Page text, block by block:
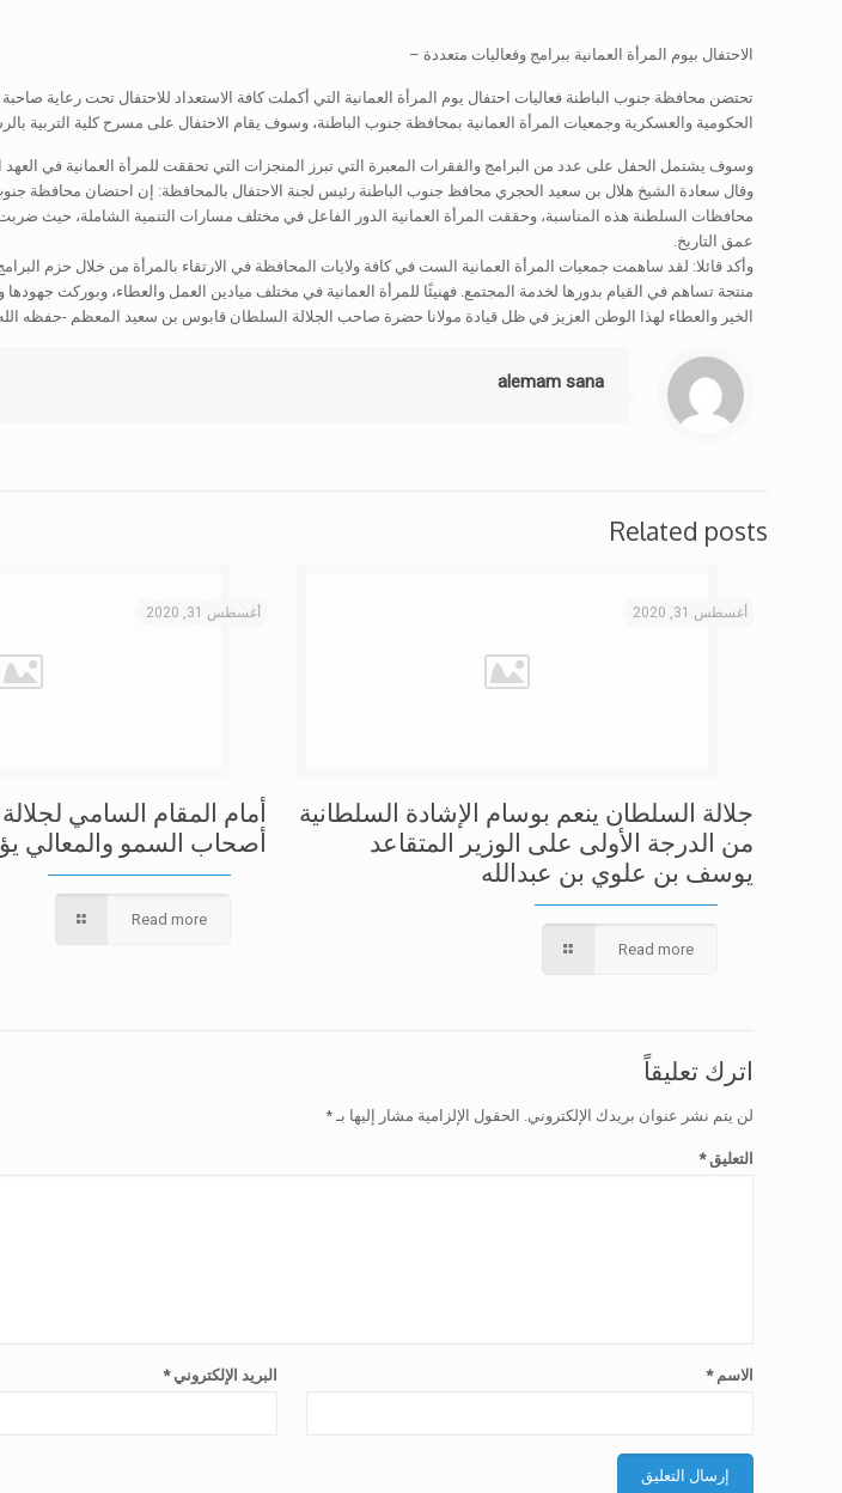
الاحتفال بيوم المرأة العمانية ببرامج وفعاليات متعددة –
تحتضن محافظة جنوب الباطنة فعاليات احتفال يوم المرأة العمانية التي أكملت كافة الاستعداد للاحتفال تحت
الحكومية والعسكرية وجمعيات المرأة العمانية بمحافظة جنوب الباطنة، وسوف يقام الاحتفال على مسرح كلية التربية
وسوف يشتمل الحفل على عدد من البرامج والفقرات المعبرة التي تبرز المنجزات التي تحققت للمرأة العمانية في العهد الزاهر طيلة 49 عامًا من عمر
محافظات السلطنة هذه المناسبة، وحققت المرأة العمانية الدور الفاعل في مختلف مسارات التنمية الشاملة، حيث ضربت
عمق التاريخ.
وأكد قائلا: لقد ساهمت جمعيات المرأة العمانية الست في كافة ولايات المحافظة في الارتقاء بالمرأة من خلال حزم
منتجة تساهم في القيام بدورها لخدمة المجتمع. فهنيئًا للمرأة العمانية في مختلف ميادين العمل والعطاء، وبوركت
الخير والعطاء لهذا الوطن العزيز في ظل قيادة مولانا حضرة صاحب الجلالة السلطان قابوس بن سعيد المعظم -حفظه
alemam sana
Related posts
أغسطس 31, 2020
جلالة السلطان ينعم بوسام الإشادة السلطانية
من الدرجة الأولى على الوزير المتقاعد
يوسف بن علوي بن عبدالله
Read more
أغسطس 31, 2020
أمام المقام السامي
أصحاب السمو والمعالي
Read more
اترك تعليقاً
لن يتم نشر عنوان بريدك الإلكتروني. الحقول الإلزامية مشار إليها بـ*
التعليق*
الاسم* البريد الإلكتروني*